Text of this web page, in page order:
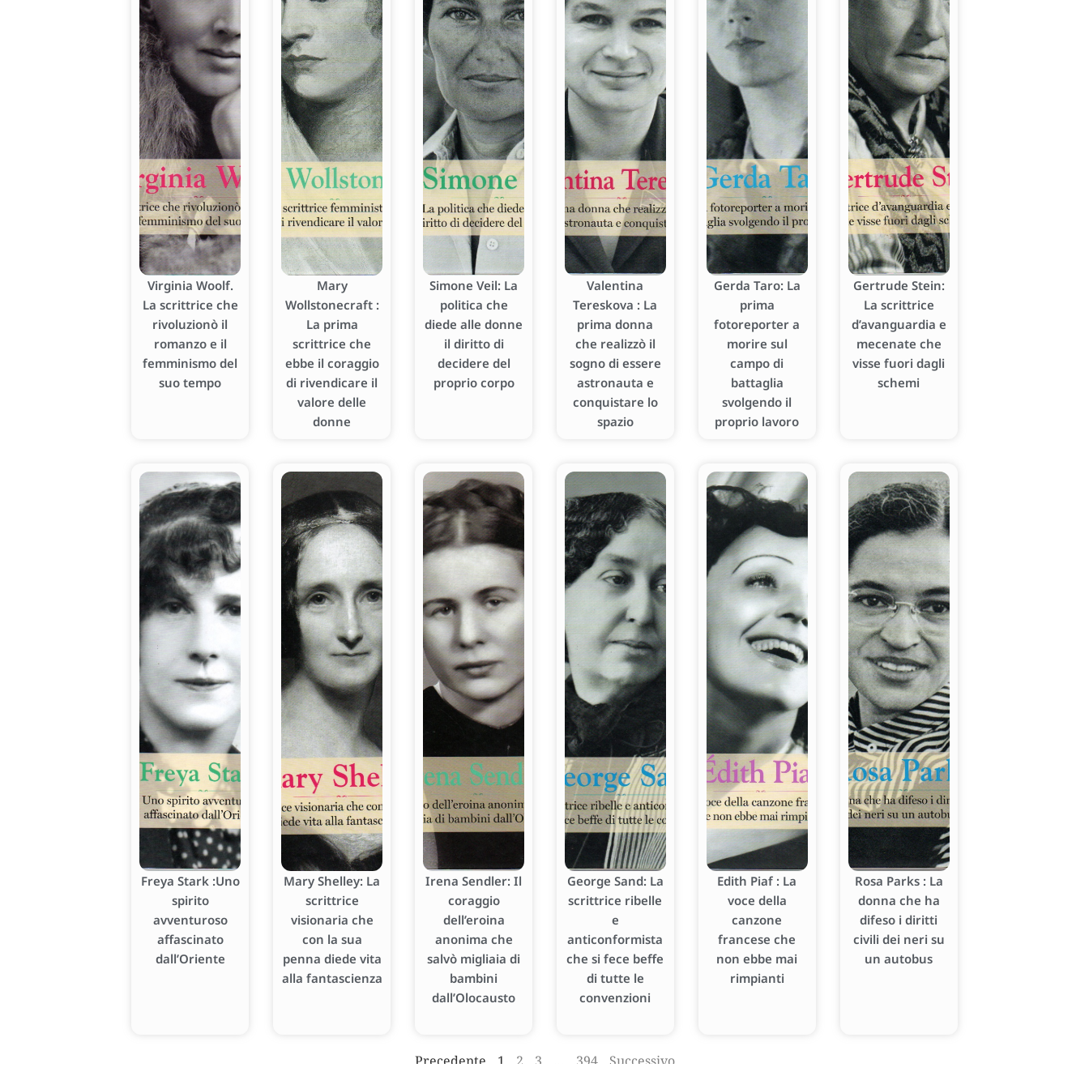
Virginia Woolf.
La scrittrice che
rivoluzionò il
romanzo e il
femminismo del
suo tempo
Mary
Wollstonecraft :
La prima
scrittrice che
ebbe il coraggio
di rivendicare il
valore delle
donne
Simone Veil: La
politica che
diede alle donne
il diritto di
decidere del
proprio corpo
Valentina
Tereskova : La
prima donna
che realizzò il
sogno di essere
astronauta e
conquistare lo
spazio
Gerda Taro: La
prima
fotoreporter a
morire sul
campo di
battaglia
svolgendo il
proprio lavoro
Gertrude Stein:
La scrittrice
d’avanguardia e
mecenate che
visse fuori dagli
schemi
Freya Stark :Uno
spirito
avventuroso
affascinato
dall’Oriente
Mary Shelley: La
scrittrice
visionaria che
con la sua
penna diede vita
alla fantascienza
Irena Sendler: Il
coraggio
dell’eroina
anonima che
salvò migliaia di
bambini
dall’Olocausto
George Sand: La
scrittrice ribelle
e
anticonformista
che si fece beffe
di tutte le
convenzioni
Edith Piaf : La
voce della
canzone
francese che
non ebbe mai
rimpianti
Rosa Parks : La
donna che ha
difeso i diritti
civili dei neri su
un autobus
Precedente 1 2 3 394 Successivo